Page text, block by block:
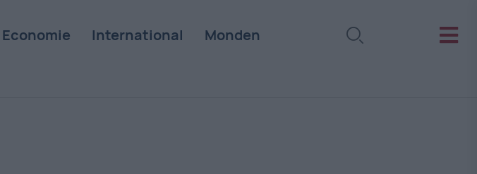
Economie International Monden